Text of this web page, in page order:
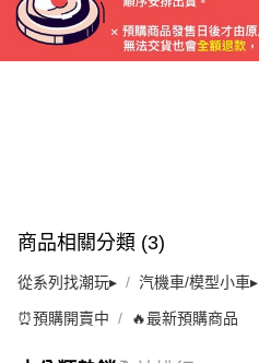
商品相關分類 (3)
從系列找潮玩▸ 汽機車/模型小車▸
⏰預購開賣中 🔥最新預購商品